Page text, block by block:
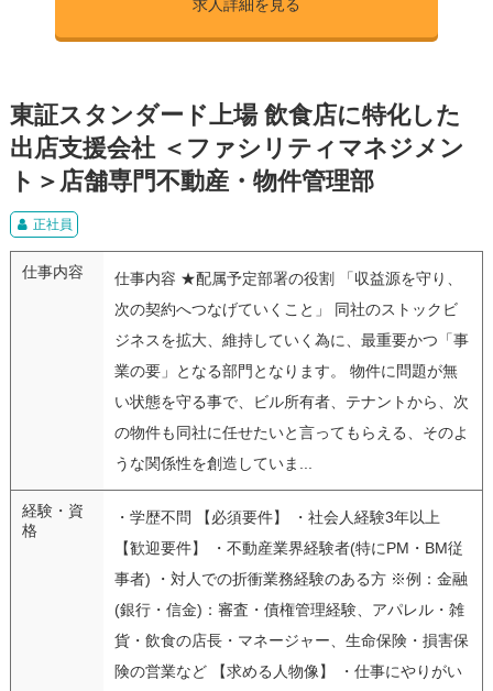
求人詳細を見る
東証スタンダード上場 飲食店に特化した
出店支援会社 ＜ファシリティマネジメン
ト＞店舗専門不動産・物件管理部
正社員
仕事内容
仕事内容 ★配属予定部署の役割 「収益源を守り、
次の契約へつなげていくこと」 同社のストックビ
ジネスを拡大、維持していく為に、最重要かつ「事
業の要」となる部門となります。 物件に問題が無
い状態を守る事で、ビル所有者、テナントから、次
の物件も同社に任せたいと言ってもらえる、そのよ
うな関係性を創造していま...
経験・資
格
・学歴不問 【必須要件】 ・社会人経験3年以上
【歓迎要件】 ・不動産業界経験者(特にPM・BM従
事者) ・対人での折衝業務経験のある方 ※例：金融
(銀行・信金)：審査・債権管理経験、アパレル・雑
貨・飲食の店長・マネージャー、生命保険・損害保
険の営業など 【求める人物像】 ・仕事にやりがい